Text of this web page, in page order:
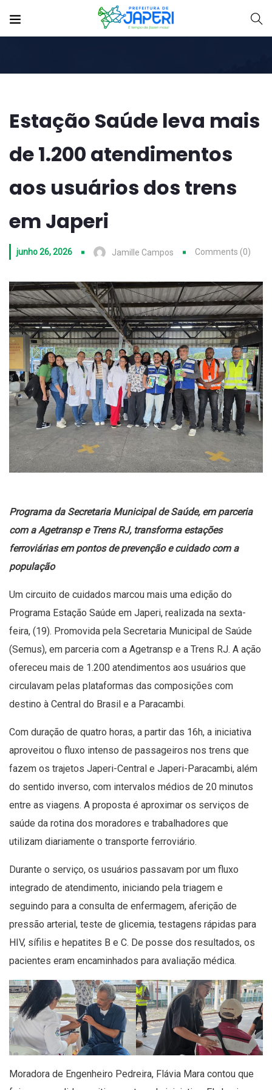
Estação Saúde leva mais
de 1.200 atendimentos
aos usuários dos trens
em Japeri
junho 26, 2026 Jamille Campos Comments (0)
Programa da Secretaria Municipal de Saúde, em parceria
com a Agetransp e Trens RJ, transforma estações
ferroviárias em pontos de prevenção e cuidado com a
população
Um circuito de cuidados marcou mais uma edição do
Programa Estação Saúde em Japeri, realizada na sexta-
feira, (19). Promovida pela Secretaria Municipal de Saúde
(Semus), em parceria com a Agetransp e a Trens RJ. A ação
ofereceu mais de 1.200 atendimentos aos usuários que
circulavam pelas plataformas das composições com
destino à Central do Brasil e a Paracambi.
Com duração de quatro horas, a partir das 16h, a iniciativa
aproveitou o fluxo intenso de passageiros nos trens que
fazem os trajetos Japeri-Central e Japeri-Paracambi, além
do sentido inverso, com intervalos médios de 20 minutos
entre as viagens. A proposta é aproximar os serviços de
saúde da rotina dos moradores e trabalhadores que
utilizam diariamente o transporte ferroviário.
Durante o serviço, os usuários passavam por um fluxo
integrado de atendimento, iniciando pela triagem e
seguindo para a consulta de enfermagem, aferição de
pressão arterial, teste de glicemia, testagens rápidas para
HIV, sífilis e hepatites B e C. De posse dos resultados, os
pacientes eram encaminhados para avaliação médica.
Moradora de Engenheiro Pedreira, Flávia Mara contou que